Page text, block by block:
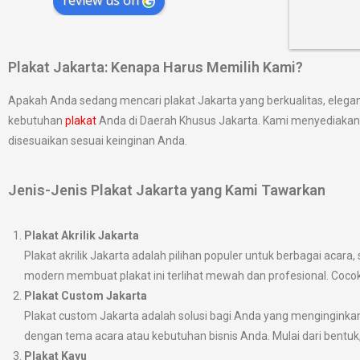
Plakat Jakarta: Kenapa Harus Memilih Kami?
Apakah Anda sedang mencari plakat Jakarta yang berkualitas,
kebutuhan plakatAnda di Daerah Khusus Jakarta. Kami
disesuaikan sesuai keinginan Anda.
Jenis-Jenis Plakat Jakarta yang Kami Tawarkan
Plakat Akrilik Jakarta
Plakat akrilik Jakarta adalah pilihan populer untuk berbagai
modern membuat plakat ini terlihat mewah dan profesional.
Plakat Custom Jakarta
Plakat custom Jakarta adalah solusi bagi Anda yang
dengan tema acara atau kebutuhan bisnis Anda. Mulai dari
Plakat Kayu